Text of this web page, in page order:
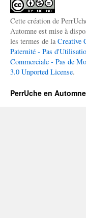
Cette création de
Automne est mise à
les termes de la Creative
Paternité - Pas
Commerciale - Pas de
3.0 Unported License.
PerrUche en Automne